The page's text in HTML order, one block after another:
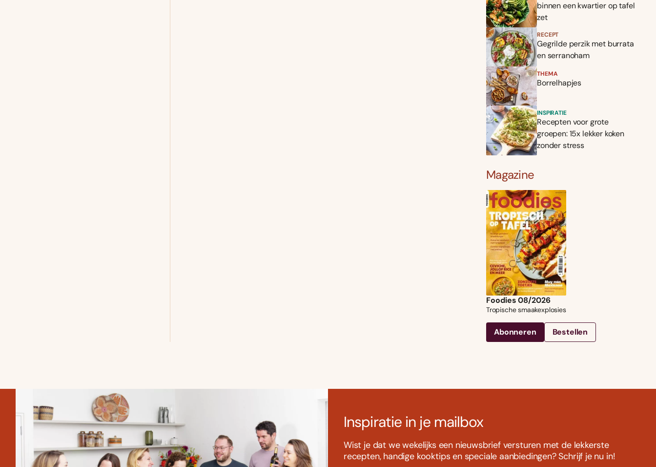
binnen een kwartier op tafel
zet
RECEPT
Gegrilde perzik met burrata
en serranoham
THEMA
Borrelhapjes
INSPIRATIE
Recepten voor grote
groepen: 15x lekker koken
zonder stress
Magazine
Foodies 08/2026
Tropische smaakexplosies
Abonneren Bestellen
Inspiratie in je mailbox
Wist je dat we wekelijks een nieuwsbrief versturen met de lekkerste
recepten, handige kooktips en speciale aanbiedingen? Schrijf je nu in!